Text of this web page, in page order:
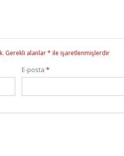
Gerekli alanlar* ile işaretlenmişlerdir
E-posta *